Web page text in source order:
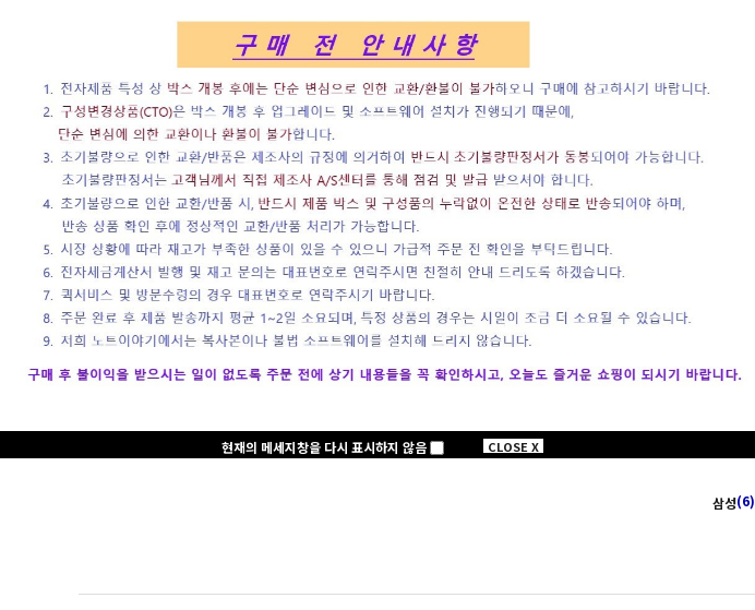
회원가입 주문하기 마이페이지
노트클럽(NoteClub) 쇼핑몰이 오...
노트클럽 2025년도 설 연휴 및 배송...
삼성
삼성(6)
현재의 메세지창을 다시 표시하지 않음 CLOSE X